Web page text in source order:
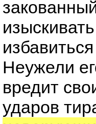
Неужели
вредит
ударов